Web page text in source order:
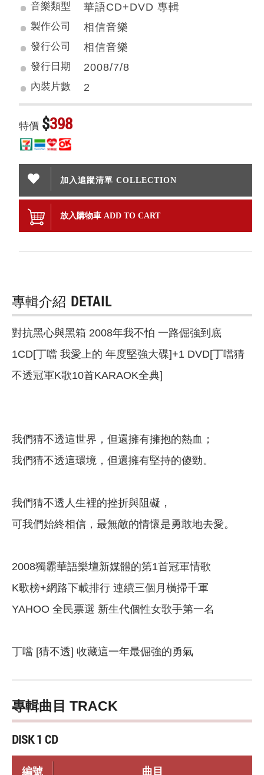
音樂類型 華語CD+DVD 專輯
製作公司 相信音樂
發行公司 相信音樂
發行日期 2008/7/8
內裝片數 2
特價 $398
加入追蹤清單 COLLECTION
放入購物車 ADD TO CART
專輯介紹 DETAIL
對抗黑心與黑箱 2008年我不怕 一路倔強到底
1CD[丁噹 我愛上的 年度堅強大碟]+1 DVD[丁噹猜
不透冠軍K歌10首KARAOK全典]
我們猜不透這世界，但還擁有擁抱的熱血；
我們猜不透這環境，但還擁有堅持的傻勁。
我們猜不透人生裡的挫折與阻礙，
可我們始終相信，最無敵的情懷是勇敢地去愛。
2008獨霸華語樂壇新媒體的第1首冠軍情歌
K歌榜+網路下載排行 連續三個月橫掃千軍
YAHOO 全民票選 新生代個性女歌手第一名
丁噹 [猜不透] 收藏這一年最倔強的勇氣
專輯曲目 TRACK
DISK 1 CD
編號 曲目